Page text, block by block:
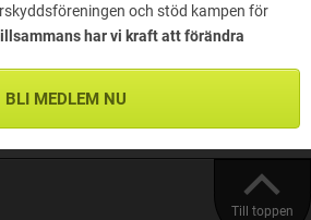
och stöd kampen för
har vi kraft att förändra
BLI MEDLEM NU
Till toppen